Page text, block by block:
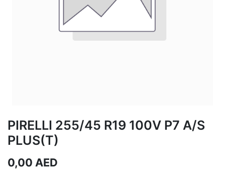
PIRELLI 255/45 R19 100V P7 A/S
PLUS(T)
0,00 AED